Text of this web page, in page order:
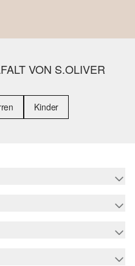
VON S.OLIVER
Kinder